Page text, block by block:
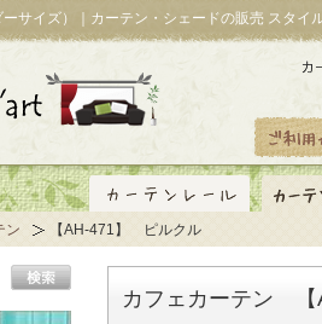
サイズ）｜カーテン・シェードの販売 スタイ
ン 【AH-471】 ピルクル
カフェカーテン